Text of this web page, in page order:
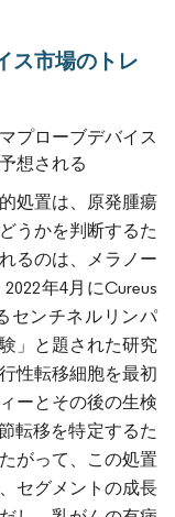
ス市場のトレ
プローブデバイス
想される
処置は、原発腫瘍
うかを判断するた
るのは、メラノー
年4月にCureus
センチネルリンパ
」と題された研究
性転移細胞を最初
ーとその後の生検
転移を特定するた
がって、この処置
セグメントの成長